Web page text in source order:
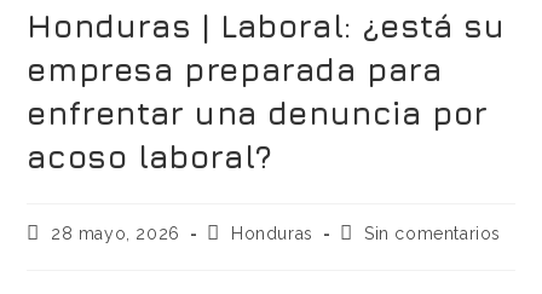
Honduras | Laboral: ¿está su
empresa preparada para
enfrentar una denuncia por
acoso laboral?
28 mayo, 2026 Honduras Sin comentarios